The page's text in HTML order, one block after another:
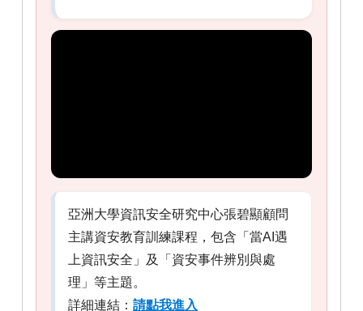
亞洲大學資訊安全研究中心張碧顯顧問
主講資安教育訓練課程，包含「當AI遇
上資訊安全」及「資安事件辨別與處
理」等主題。
詳細連結： 請點我進入